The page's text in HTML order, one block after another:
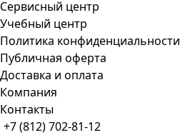
Сервисный центр
Учебный центр
Политика конфиденциальности
Публичная оферта
Доставка и оплата
Компания
Контакты
+7 (812) 702-81-12